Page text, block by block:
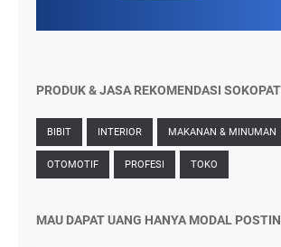
PRODUK & JASA REKOMENDASI
BIBIT INTERIOR MAKANAN & MINUMAN
OTOMOTIF PROFESI TOKO
MAU DAPAT UANG HANYA MODAL